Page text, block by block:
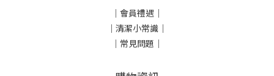
｜會員禮遇｜
｜清潔小常識｜
｜常見問題｜